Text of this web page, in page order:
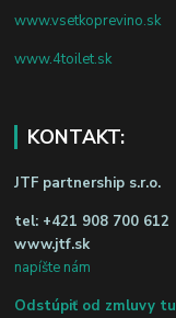
www.vsetkoprevino.sk
www.4toilet.sk
KONTAKT:
JTF partnership s.r.o.
tel: +421 908 700 612
www.jtf.sk
napíšte nám
Odstúpiť od zmluvy tu